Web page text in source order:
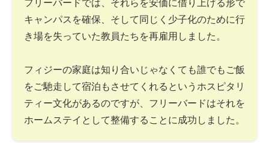
フリーバードでは、それらを安価に借り上げる形で
キャンパスを確保、そして同じく少子化のために行
き場を失っていた教員たちを再雇用しました。
フィジーの家庭は知り合いじゃなくても誰でもご飯
をご馳走して宿泊もさせてくれるというホスピタリ
ティー文化があるのですが、フリーバードはそれを
ホームステイとして整備することに成功しました。